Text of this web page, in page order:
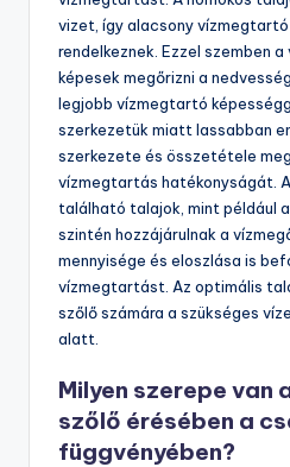
vizet, így alacsony
rendelkeznek. Ezzel szemben
képesek megőrizni a
legjobb vízmegtartó
szerkezetük miatt lassabban
szerkezete és összetétele
vízmegtartás hatékonyságát.
található talajok, mint például
szintén hozzájárulnak a
mennyisége és eloszlása is
vízmegtartást. Az optimális
szőlő számára a szükséges
alatt.
Milyen szerepe van
szőlő érésében a
függvényében?